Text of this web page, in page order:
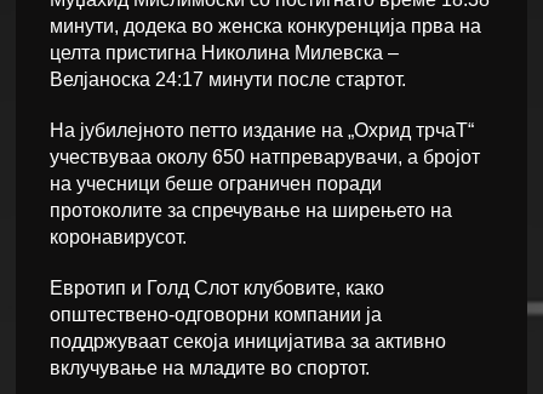
минути, додека во женска конкуренција прва на
целта пристигна Николина Милевска –
Велјаноска 24:17 минути после стартот.
На јубилејното петто издание на „Охрид трчаТ“
учествуваа околу 650 натпреварувачи, а бројот
на учесници беше ограничен поради
протоколите за спречување на ширењето на
коронавирусот.
Евротип и Голд Слот клубовите, како
општествено-одговорни компании ја
поддржуваат секоја иницијатива за активно
вклучување на младите во спортот.